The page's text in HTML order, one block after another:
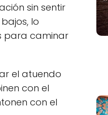
sin sentir
lo
para caminar
el atuendo
con el
con el